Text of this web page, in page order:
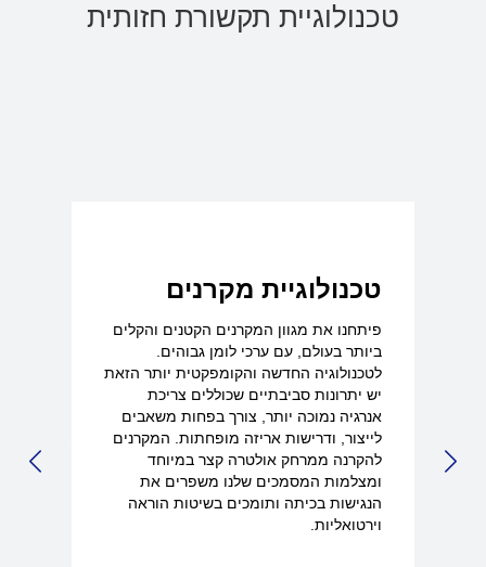
טכנולוגיית תקשורת חזותית
טכנולוגיית מקרנים
פיתחנו את מגוון המקרנים הקטנים והקלים
ביותר בעולם, עם ערכי לומן גבוהים.
לטכנולוגיה החדשה והקומפקטית יותר הזאת
יש יתרונות סביבתיים שכוללים צריכת
אנרגיה נמוכה יותר, צורך בפחות משאבים
לייצור, ודרישות אריזה מופחתות. המקרנים
להקרנה ממרחק אולטרה קצר במיוחד
ומצלמות המסמכים שלנו משפרים את
הנגישות בכיתה ותומכים בשיטות הוראה
וירטואליות.
NEXT SLIDE